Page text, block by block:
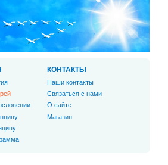
КОНТАКТЫ
Наши контакты
Связаться с нами
О сайте
Магазин